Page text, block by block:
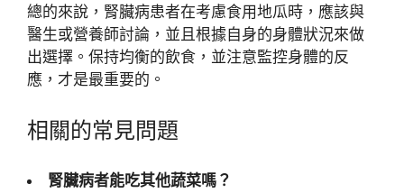
總的來說，腎臟病患者在考慮食用地瓜時，應該與
醫生或營養師討論，並且根據自身的身體狀況來做
出選擇。保持均衡的飲食，並注意監控身體的反
應，才是最重要的。
相關的常見問題
腎臟病者能吃其他蔬菜嗎？